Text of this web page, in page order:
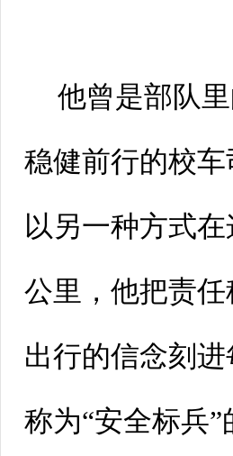
他曾是部队
稳健前行的校
以另一种方式
公里，他把责
出行的信念刻
称为“安全标兵